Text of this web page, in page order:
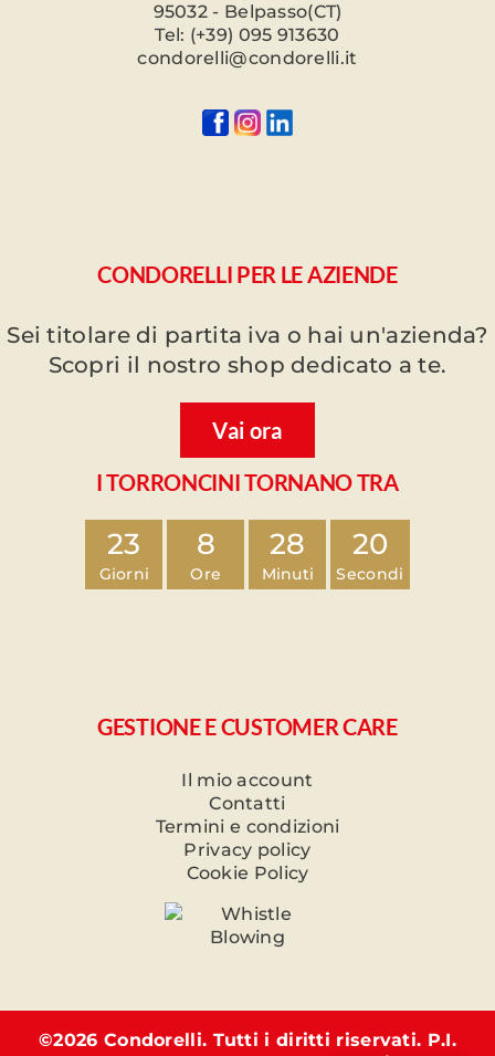
95032 - Belpasso(CT)
Tel: (+39) 095 913630
condorelli@condorelli.it
CONDORELLI PER LE AZIENDE
Sei titolare di partita iva o hai un'azienda?
Scopri il nostro shop dedicato a te.
Vai ora
I TORRONCINI TORNANO TRA
23
Giorni
8
Ore
28
Minuti
20
Secondi
GESTIONE E CUSTOMER CARE
Il mio account
Contatti
Termini e condizioni
Privacy policy
Cookie Policy
©2026 Condorelli. Tutti i diritti riservati. P.I.